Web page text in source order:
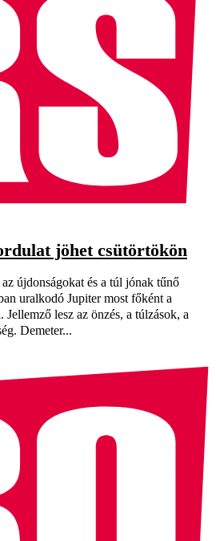
jöhet csütörtökön
újdonságokat és a túl jónak tűnő
uralkodó Jupiter most főként a
lesz az önzés, a túlzások, a
Demeter...